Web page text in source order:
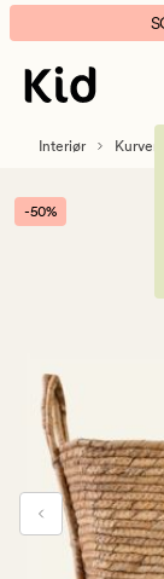
Bao
kurv
brun
banner.
Klikk
ESCAPE
pause.
Interiør Kurver
-50%